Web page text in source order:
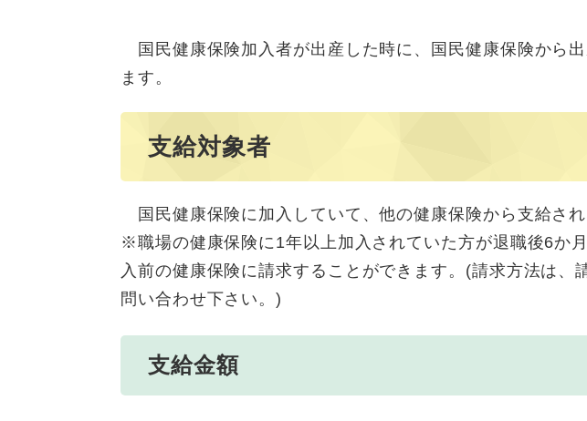
国民健康保険加入者が出産した時に、国民健康保険から
ます。
支給対象者
国民健康保険に加入していて、他の健康保険から支給され
※職場の健康保険に1年以上加入されていた方が退職後6か
入前の健康保険に請求することができます。(請求方法は、
問い合わせ下さい。)
支給金額